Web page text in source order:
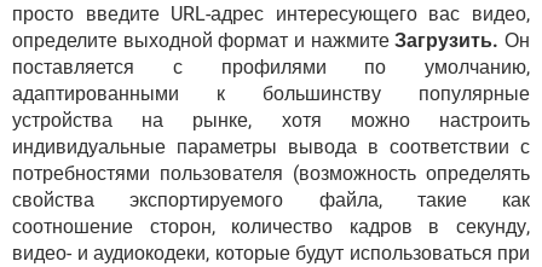
просто введите URL-адрес интересующего вас видео,
определите выходной формат и нажмитеЗагрузить. Он
поставляется с профилями по умолчанию,
адаптированными к большинству популярные
устройства на рынке, хотя можно настроить
индивидуальные параметры вывода в соответствии с
потребностями пользователя (возможность определять
свойства экспортируемого файла, такие как
соотношение сторон, количество кадров в секунду,
видео- и аудиокодеки, которые будут использоваться при